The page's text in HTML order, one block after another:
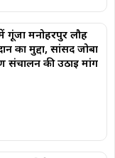
गूंजा मनोहरपुर लौह
का मुद्दा, सांसद जोबा
संचालन की उठाई मांग